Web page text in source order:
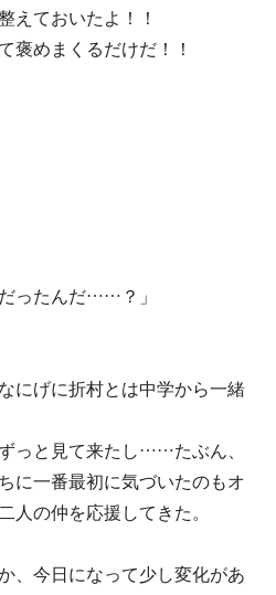
えておいたよ！！
褒めまくるだけだ！！
ったんだ……？」
げに折村とは中学から一緒
っと見て来たし……たぶん、
に一番最初に気づいたのもオ
人の仲を応援してきた。
、今日になって少し変化があ